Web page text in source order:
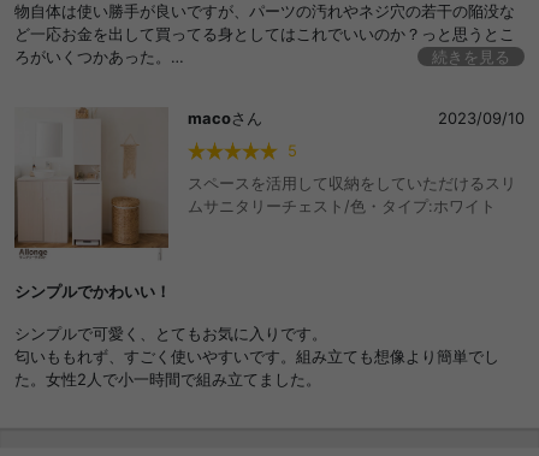
物自体は使い勝手が良いですが、パーツの汚れやネジ穴の若干の陥没な
ど一応お金を出して買ってる身としてはこれでいいのか？っと思うとこ
ろがいくつかあった。
続きを見る
macoさん
2023/09/10
5
スペースを活用して収納をしていただけるスリ
ムサニタリーチェスト/色・タイプ:ホワイト
シンプルでかわいい！
シンプルで可愛く、とてもお気に入りです。
匂いももれず、すごく使いやすいです。組み立ても想像より簡単でし
た。女性2人で小一時間で組み立てました。